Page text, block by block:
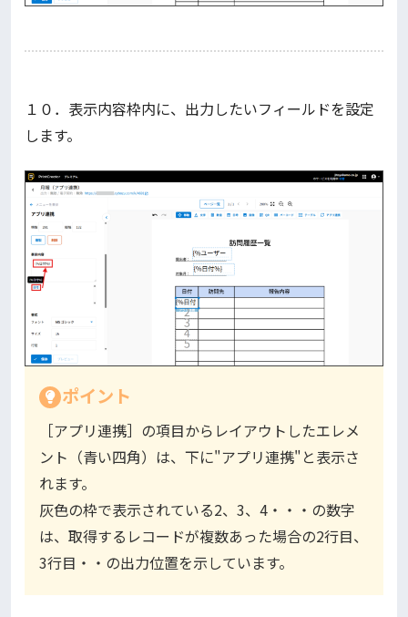
１０．表示内容枠内に、出力したいフィールドを設定
します。
ポイント
［アプリ連携］の項目からレイアウトしたエレメ
ント（青い四角）は、下に"アプリ連携"と表示さ
れます。
灰色の枠で表示されている2、3、4・・・の数字
は、取得するレコードが複数あった場合の2行目、
3行目・・の出力位置を示しています。